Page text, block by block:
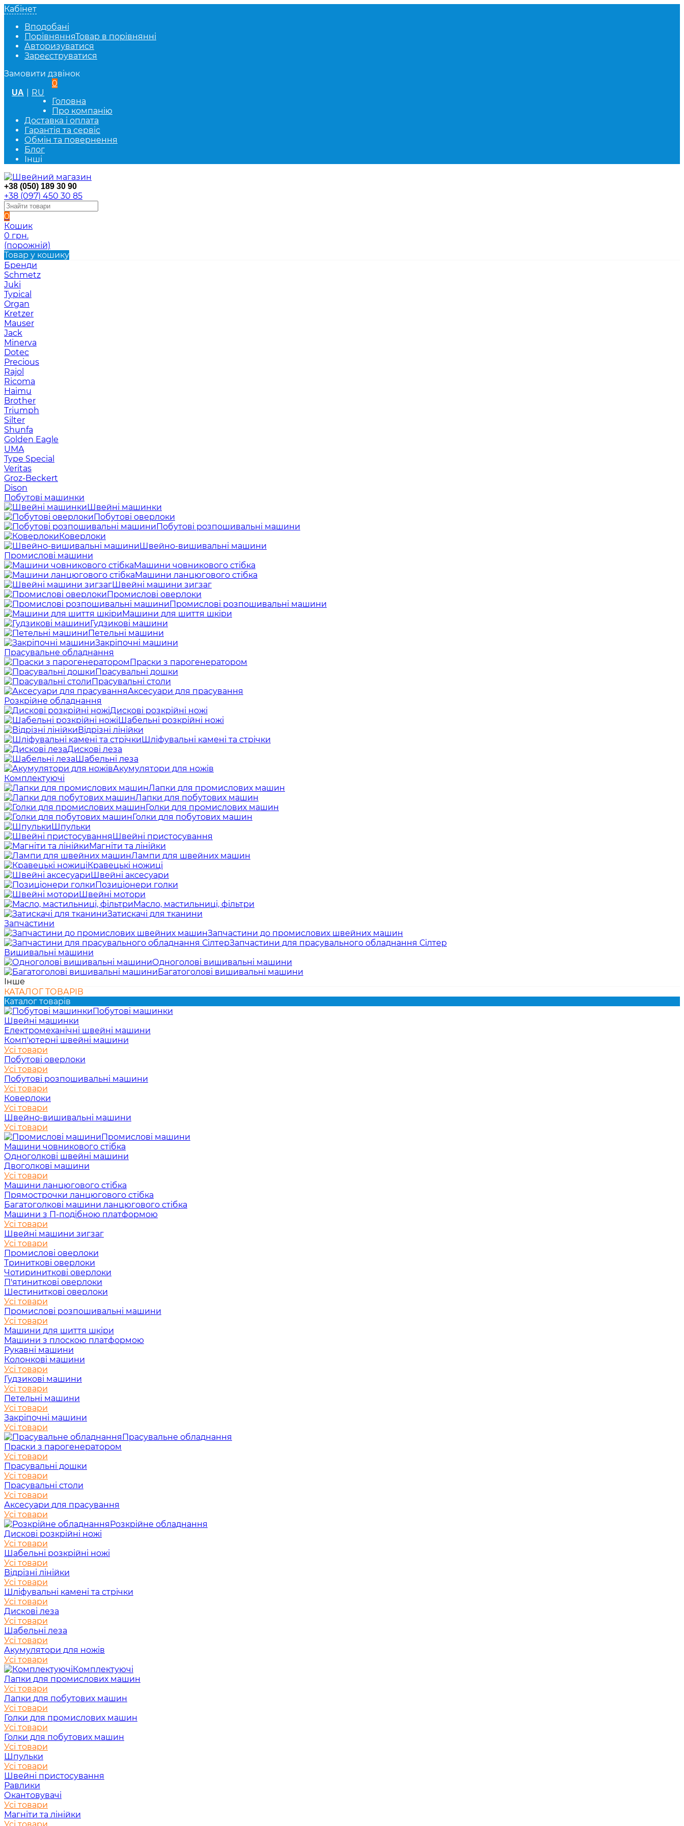
Кабінет
Вподобані
ПорівнянняТовар в порівнянні
Авторизуватися
Зареєструватися
Замовити дзвінок
UA RU
0
Головна
Про компанію
Доставка і оплата
Гарантія та сервіс
Обмін та повернення
Блог
Інші
+38 (050) 189 30 90
+38 (097) 450 30 85
0
Кошик
0 грн.
(порожній)
Товар у кошику
Бренди
Schmetz
Juki
Typical
Organ
Kretzer
Mauser
Jack
Minerva
Dotec
Precious
Rajol
Ricoma
Haimu
Brother
Triumph
Silter
Shunfa
Golden Eagle
UMA
Type Special
Veritas
Groz-Beckert
Dison
Побутові машинки
Швейні машинки
Побутові оверлоки
Побутові розпошивальні машини
Коверлоки
Швейно-вишивальні машини
Промислові машини
Машини човникового стібка
Машини ланцюгового стібка
Швейні машини зигзаг
Промислові оверлоки
Промислові розпошивальні машини
Машини для шиття шкіри
Гудзикові машини
Петельні машини
Закріпочні машини
Прасувальне обладнання
Праски з парогенератором
Прасувальні дошки
Прасувальні столи
Аксесуари для прасування
Розкрійне обладнання
Дискові розкрійні ножі
Шабельні розкрійні ножі
Відрізні лінійки
Шліфувальні камені та стрічки
Дискові леза
Шабельні леза
Акумулятори для ножів
Комплектуючі
Лапки для промислових машин
Лапки для побутових машин
Голки для промислових машин
Голки для побутових машин
Шпульки
Швейні пристосування
Магніти та лінійки
Лампи для швейних машин
Кравецькі ножиці
Швейні аксесуари
Позиціонери голки
Швейні мотори
Масло, мастильниці, фільтри
Затискачі для тканини
Запчастини
Запчастини до промислових швейних машин
Запчастини для прасувального обладнання Сілтер
Вишивальні машини
Одноголові вишивальні машини
Багатоголові вишивальні машини
Інше
КАТАЛОГ ТОВАРІВ
Каталог товарів
Побутові машинки
Швейні машинки
Електромеханічні швейні машини
Комп'ютерні швейні машини
Усі товари
Побутові оверлоки
Усі товари
Побутові розпошивальні машини
Усі товари
Коверлоки
Усі товари
Швейно-вишивальні машини
Усі товари
Промислові машини
Машини човникового стібка
Одноголкові швейні машини
Двоголкові машини
Усі товари
Машини ланцюгового стібка
Прямострочки ланцюгового стібка
Багатоголкові машини ланцюгового стібка
Машини з П-подібною платформою
Усі товари
Швейні машини зигзаг
Усі товари
Промислові оверлоки
Триниткові оверлоки
Чотириниткові оверлоки
П'ятиниткові оверлоки
Шестиниткові оверлоки
Усі товари
Промислові розпошивальні машини
Усі товари
Машини для шиття шкіри
Машини з плоскою платформою
Рукавні машини
Колонкові машини
Усі товари
Гудзикові машини
Усі товари
Петельні машини
Усі товари
Закріпочні машини
Усі товари
Прасувальне обладнання
Праски з парогенератором
Усі товари
Прасувальні дошки
Усі товари
Прасувальні столи
Усі товари
Аксесуари для прасування
Усі товари
Розкрійне обладнання
Дискові розкрійні ножі
Усі товари
Шабельні розкрійні ножі
Усі товари
Відрізні лінійки
Усі товари
Шліфувальні камені та стрічки
Усі товари
Дискові леза
Усі товари
Шабельні леза
Усі товари
Акумулятори для ножів
Усі товари
Комплектуючі
Лапки для промислових машин
Усі товари
Лапки для побутових машин
Усі товари
Голки для промислових машин
Усі товари
Голки для побутових машин
Усі товари
Шпульки
Усі товари
Швейні пристосування
Равлики
Окантовувачі
Усі товари
Магніти та лінійки